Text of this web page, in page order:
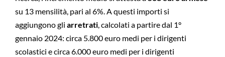
su 13 mensilità, pari al 6%. A questi importi si
aggiungono gli arretrati, calcolati a partire dal 1°
gennaio 2024: circa 5.800 euro medi per i dirigenti
scolastici e circa 6.000 euro medi per i dirigenti